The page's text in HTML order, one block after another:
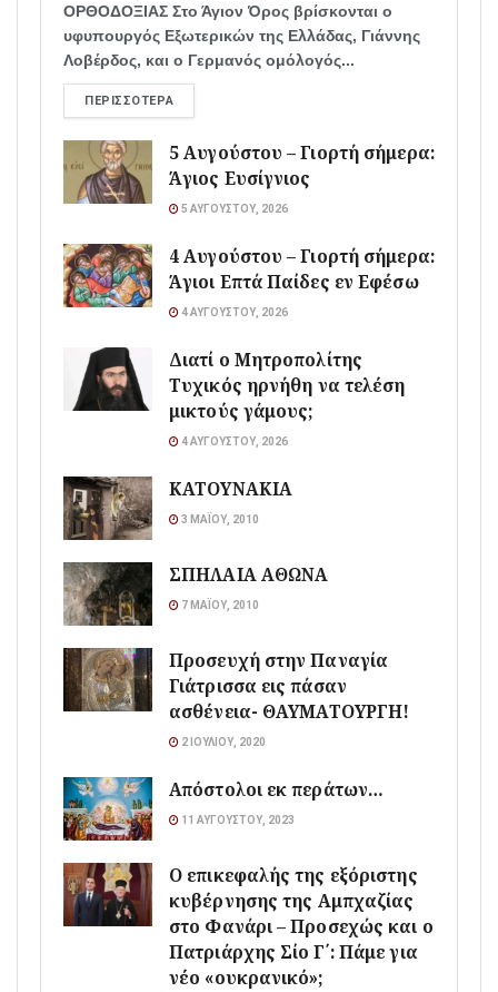
ΟΡΘΟΔΟΞΙΑΣ Στο Άγιον Όρος βρίσκονται ο
υφυπουργός Εξωτερικών της Ελλάδας, Γιάννης
Λοβέρδος, και ο Γερμανός ομόλογός...
ΠΕΡΙΣΣΌΤΕΡΑ
5 Αυγούστου – Γιορτή σήμερα:
Άγιος Ευσίγνιος
5 ΑΥΓΟΎΣΤΟΥ, 2026
4 Αυγούστου – Γιορτή σήμερα:
Άγιοι Επτά Παίδες εν Εφέσω
4 ΑΥΓΟΎΣΤΟΥ, 2026
Διατί ο Μητροπολίτης
Τυχικός ηρνήθη να τελέση
μικτούς γάμους;
4 ΑΥΓΟΎΣΤΟΥ, 2026
ΚΑΤΟΥΝΑΚΙΑ
3 ΜΑΪ́ΟΥ, 2010
ΣΠΗΛΑΙΑ ΑΘΩΝΑ
7 ΜΑΪ́ΟΥ, 2010
Προσευχή στην Παναγία
Γιάτρισσα εις πάσαν
ασθένεια- ΘΑΥΜΑΤΟΥΡΓΗ!
2 ΙΟΥΛΊΟΥ, 2020
Απόστολοι εκ περάτων…
11 ΑΥΓΟΎΣΤΟΥ, 2023
Ο επικεφαλής της εξόριστης
κυβέρνησης της Αμπχαζίας
στο Φανάρι – Προσεχώς και ο
Πατριάρχης Σίο Γ΄: Πάμε για
νέο «ουκρανικό»;